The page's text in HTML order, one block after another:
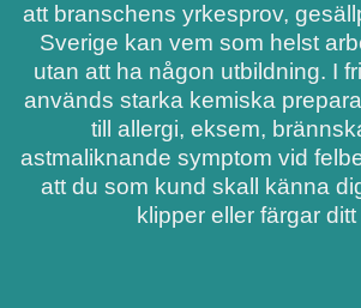
att branschens yrkesprov,
Sverige kan vem som helst
utan att ha någon utbildning. I
används starka kemiska
till allergi, eksem,
astmaliknande symptom vid
att du som kund skall känna
klipper eller färgar ditt